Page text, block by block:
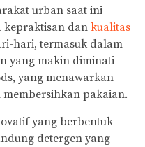
urban saat ini
kepraktisan dan kualitas
hari, termasuk dalam
yang makin diminati
yang menawarkan
membersihkan pakaian.
yang berbentuk
detergen yang